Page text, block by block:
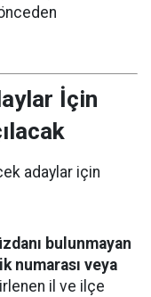
İçin
adaylar için
bulunmayan
numarası veya
il ve ilçe